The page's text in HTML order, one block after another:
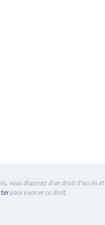
vous disposez d'un droit d'accès et
pour exercer ce droit.